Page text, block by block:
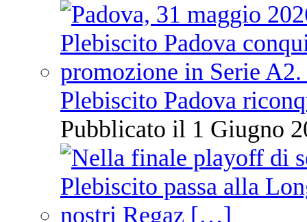
Plebiscito Padova
Pubblicato il 1 Giugno